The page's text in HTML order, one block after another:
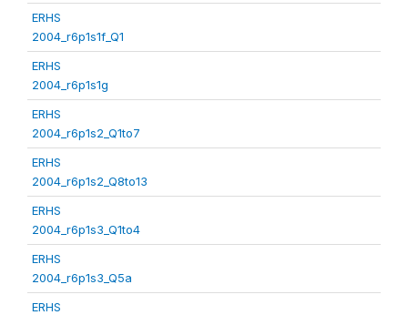
ERHS
2004_r6p1s1f_Q1
ERHS
2004_r6p1s1g
ERHS
2004_r6p1s2_Q1to7
ERHS
2004_r6p1s2_Q8to13
ERHS
2004_r6p1s3_Q1to4
ERHS
2004_r6p1s3_Q5a
ERHS